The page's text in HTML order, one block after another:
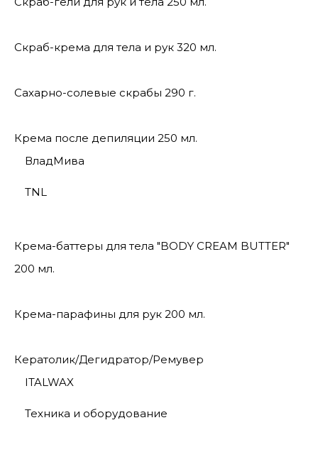
Скраб-крема для тела и рук 320 мл.
Сахарно-солевые скрабы 290 г.
Крема после депиляции 250 мл.
ВладМива
TNL
Крема-баттеры для тела "BODY CREAM BUTTER"
200 мл.
Крема-парафины для рук 200 мл.
Кератолик/Дегидратор/Ремувер
ITALWAX
Техника и оборудование